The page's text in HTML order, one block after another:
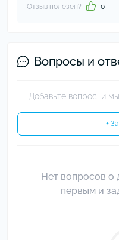
Отзыв полезен? 0
Вопросы и
Добавьте вопрос, и
+
Нет вопросов о
первым и